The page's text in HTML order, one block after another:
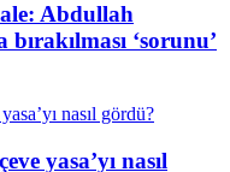
Abdullah
bırakılması ‘sorunu’
yasa’yı nasıl